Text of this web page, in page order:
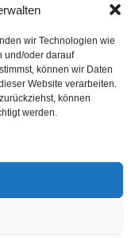
wir Technologien wie
und/oder darauf
können wir Daten
Website verarbeiten.
können
werden.